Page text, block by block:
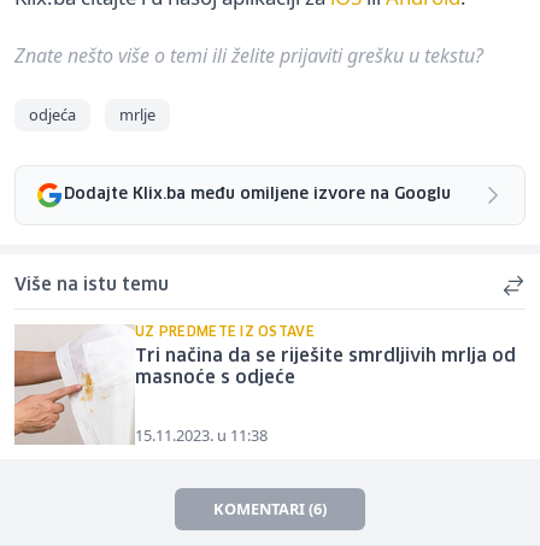
Znate nešto više o temi ili želite prijaviti grešku u tekstu?
odjeća mrlje
Dodajte Klix.ba među omiljene izvore na Googlu
Više na istu temu
UZ PREDMETE IZ OSTAVE
Tri načina da se riješite smrdljivih mrlja od
masnoće s odjeće
15.11.2023. u 11:38
KOMENTARI (6)